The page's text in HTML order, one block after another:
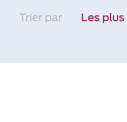
Trier par Les